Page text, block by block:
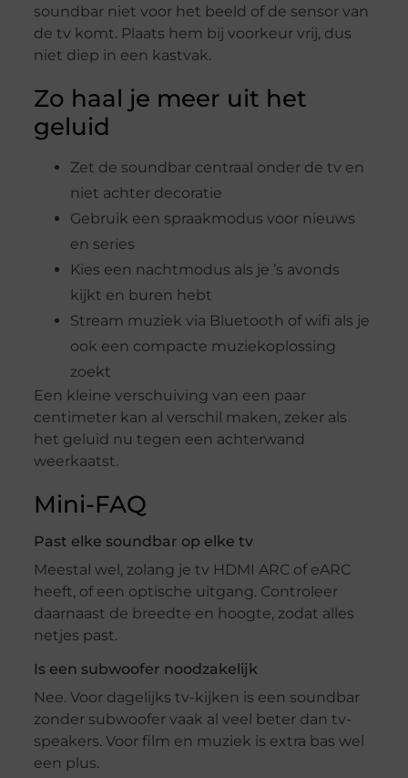
soundbar niet voor het beeld of de sensor van
de tv komt. Plaats hem bij voorkeur vrij, dus
niet diep in een kastvak.
Zo haal je meer uit het
geluid
Zet de soundbar centraal onder de tv en
niet achter decoratie
Gebruik een spraakmodus voor nieuws
en series
Kies een nachtmodus als je ’s avonds
kijkt en buren hebt
Stream muziek via Bluetooth of wifi als je
ook een compacte muziekoplossing
zoekt
Een kleine verschuiving van een paar
centimeter kan al verschil maken, zeker als
het geluid nu tegen een achterwand
weerkaatst.
Mini-FAQ
Past elke soundbar op elke tv
Meestal wel, zolang je tv HDMI ARC of eARC
heeft, of een optische uitgang. Controleer
daarnaast de breedte en hoogte, zodat alles
netjes past.
Is een subwoofer noodzakelijk
Nee. Voor dagelijks tv-kijken is een soundbar
zonder subwoofer vaak al veel beter dan tv-
speakers. Voor film en muziek is extra bas wel
een plus.